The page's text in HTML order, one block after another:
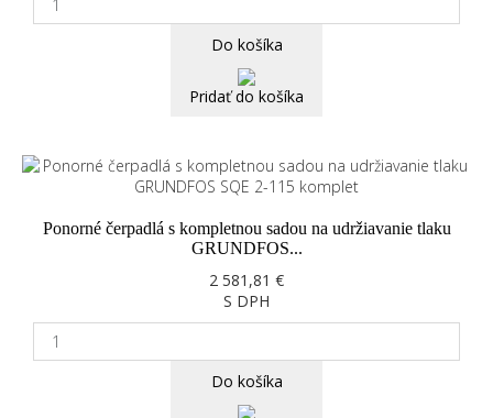
Do košíka
Pridať do košíka
Ponorné čerpadlá s kompletnou sadou na udržiavanie tlaku
GRUNDFOS...
2 581,81 €
S DPH
Do košíka